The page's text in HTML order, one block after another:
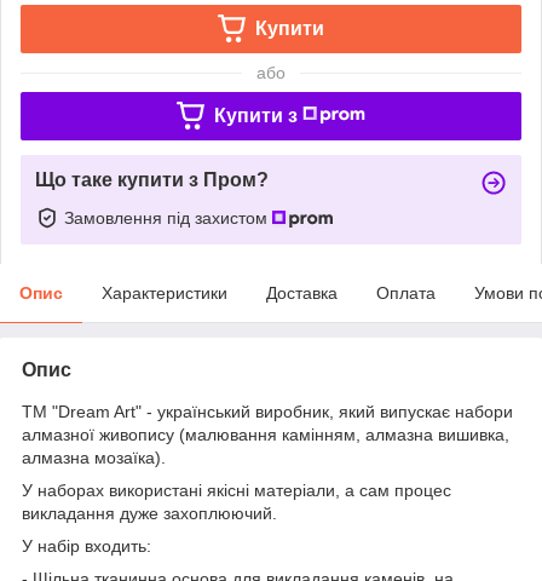
Купити
або
Купити з
Що таке купити з Пром?
Замовлення під захистом
Опис Характеристики Доставка Оплата Умови
Опис
ТМ "Dream Art" - український виробник, який випускає набори
алмазної живопису (малювання камінням, алмазна вишивка,
алмазна мозаїка).
У наборах використані якісні матеріали, а сам процес
викладання дуже захоплюючий.
У набір входить: